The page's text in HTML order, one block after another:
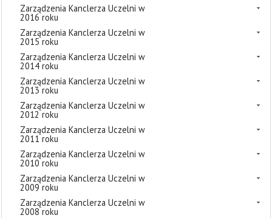
Zarządzenia Kanclerza Uczelni w
2016 roku
Zarządzenia Kanclerza Uczelni w
2015 roku
Zarządzenia Kanclerza Uczelni w
2014 roku
Zarządzenia Kanclerza Uczelni w
2013 roku
Zarządzenia Kanclerza Uczelni w
2012 roku
Zarządzenia Kanclerza Uczelni w
2011 roku
Zarządzenia Kanclerza Uczelni w
2010 roku
Zarządzenia Kanclerza Uczelni w
2009 roku
Zarządzenia Kanclerza Uczelni w
2008 roku